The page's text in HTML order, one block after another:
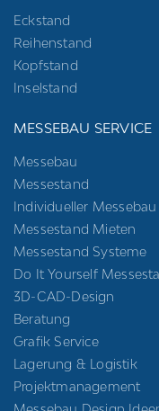
Eckstand
Reihenstand
Kopfstand
Inselstand
MESSEBAU SERVICE
Messebau
Messestand
Individueller Messebau
Messestand Mieten
Messestand Systeme
Do It Yourself
3D-CAD-Design
Beratung
Grafik Service
Lagerung & Logistik
Projektmanagement